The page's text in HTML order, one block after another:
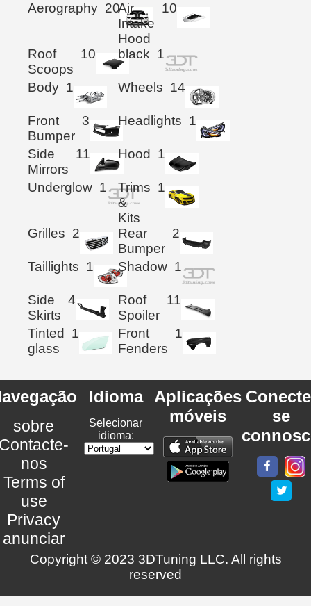
Aerography 20Air
Intake
Hood
10
Roof
Scoops
10 black 1
Body 1 Wheels 14
Front
Bumper
3 Headlights 1
Side
Mirrors
11 Hood 1
Underglow 1
Trims
&
Kits
1
Grilles 2
Rear
Bumper
2
Taillights 1 Shadow 1
Side
Skirts
4
Roof
Spoiler
11
Tinted
glass
1
Front
Fenders
1
sobre
nos
Terms of
use
Privacy
anunciar
Idioma
Selecionar
idioma:
Aplicações
móveis
se
Copyright © 2023 3DTuning LLC. All rights
reserved